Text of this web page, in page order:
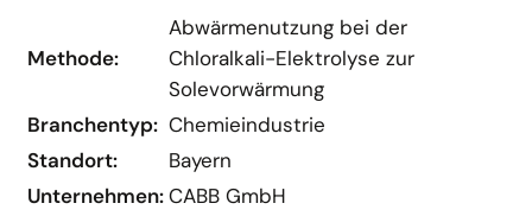
Methode:
Abwärmenutzung bei der
Chloralkali-Elektrolyse zur
Solevorwärmung
Branchentyp: Chemieindustrie
Standort:
Bayern
Unternehmen:CABB GmbH